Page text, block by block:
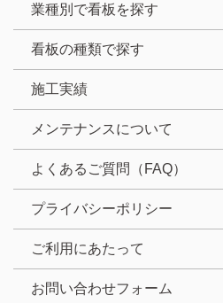
業種別で看板を探す
看板の種類で探す
施工実績
メンテナンスについて
よくあるご質問（FAQ）
プライバシーポリシー
ご利用にあたって
お問い合わせフォーム